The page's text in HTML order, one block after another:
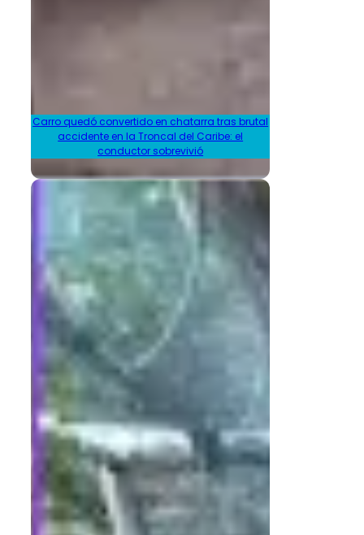
Carro quedó convertido en chatarra tras brutal
accidente en la Troncal del Caribe: el
conductor sobrevivió